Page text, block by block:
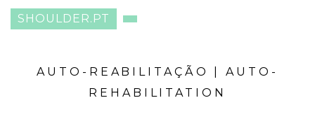
SHOULDER.PT
AUTO-REABILITAÇÃO | AUTO-
REHABILITATION